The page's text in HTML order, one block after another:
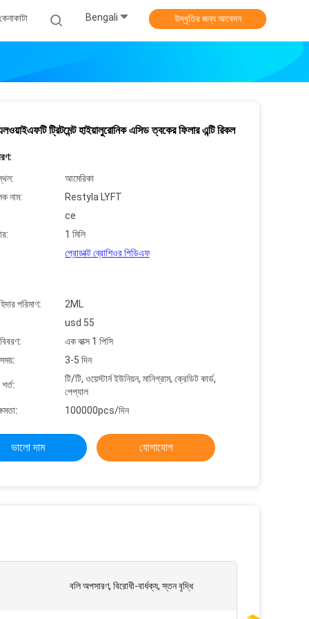
Bengali উদ্ধৃতির জন্য আবেদন
ট্রিটমেন্ট হাইয়ালুরোনিক এসিড ত্বকের ফিলার এন্টি রিকল
আমেরিকা
নাম:
Restyla LYFT
ce
1 মিলি
প্রোডাক্ট ব্রোশিওর পিডিএফ
পরিমাণ:
2ML
usd 55
এক বাক্স 1 পিসি
3-5 দিন
টি/টি, ওয়েস্টার্ন ইউনিয়ন, মানিগ্রাম, ক্রেডিট কার্ড,
পেপ্যাল
100000pcs/দিন
ভালো দাম যোগাযোগ
বলি অপসারণ, বিরোধী-বার্ধক্য, স্তন বৃদ্ধি